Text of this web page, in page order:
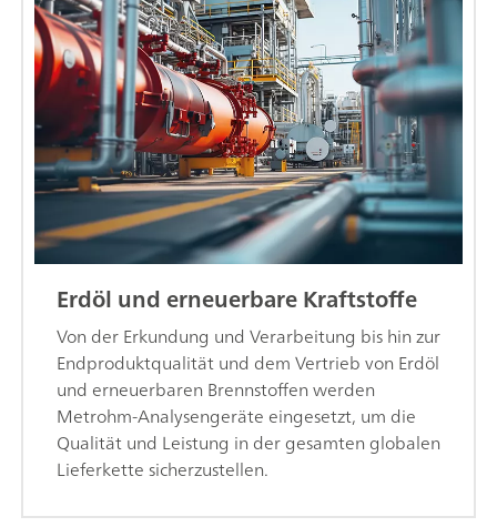
Erdöl und erneuerbare Kraftstoffe
Von der Erkundung und Verarbeitung bis hin zur
Endproduktqualität und dem Vertrieb von Erdöl
und erneuerbaren Brennstoffen werden
Metrohm-Analysengeräte eingesetzt, um die
Qualität und Leistung in der gesamten globalen
Lieferkette sicherzustellen.